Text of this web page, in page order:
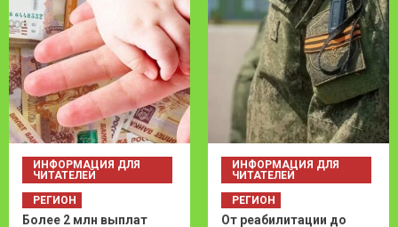
ИНФОРМАЦИЯ ДЛЯ
ЧИТАТЕЛЕЙ
РЕГИОН
Более 2 млн выплат
ИНФОРМАЦИЯ ДЛЯ
ЧИТАТЕЛЕЙ
РЕГИОН
От реабилитации до